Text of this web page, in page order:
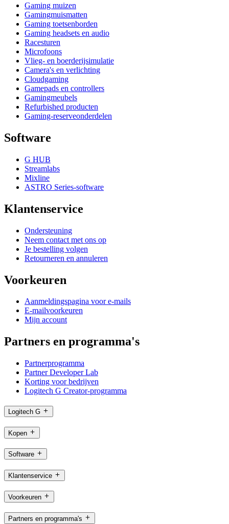
Gaming muizen
Gamingmuismatten
Gaming toetsenborden
Gaming headsets en audio
Racesturen
Microfoons
Vlieg- en boerderijsimulatie
Camera's en verlichting
Cloudgaming
Gamepads en controllers
Gamingmeubels
Refurbished producten
Gaming-reserveonderdelen
Software
G HUB
Streamlabs
Mixline
ASTRO Series-software
Klantenservice
Ondersteuning
Neem contact met ons op
Je bestelling volgen
Retourneren en annuleren
Voorkeuren
Aanmeldingspagina voor e-mails
E-mailvoorkeuren
Mijn account
Partners en programma's
Partnerprogramma
Partner Developer Lab
Korting voor bedrijven
Logitech G Creator-programma
Logitech G
Kopen
Software
Klantenservice
Voorkeuren
Partners en programma's